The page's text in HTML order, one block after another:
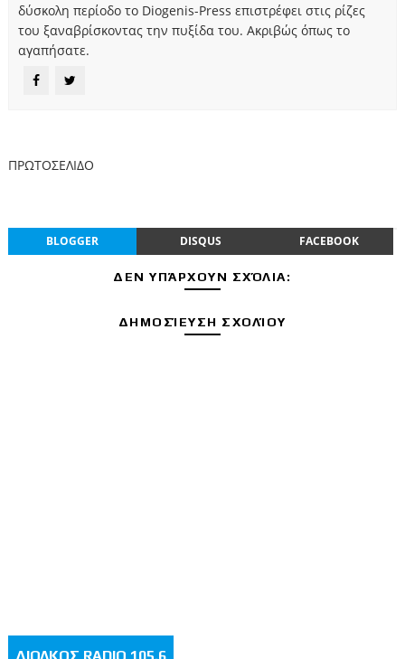
δύσκολη περίοδο το Diogenis-Press επιστρέφει στις ρίζες
του ξαναβρίσκοντας την πυξίδα του. Ακριβώς όπως το
αγαπήσατε.
ΠΡΩΤΟΣΕΛΙΔΟ
BLOGGER DISQUS FACEBOOK
ΔΕΝ ΥΠΆΡΧΟΥΝ ΣΧΌΛΙΑ:
ΔΗΜΟΣΊΕΥΣΗ ΣΧΟΛΊΟΥ